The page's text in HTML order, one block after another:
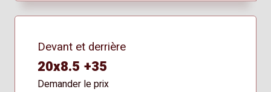
Devant et derrière
20x8.5 +35
Demander le prix